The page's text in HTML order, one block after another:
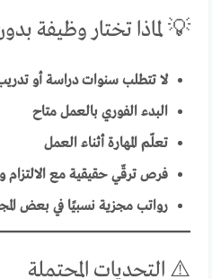
💡 لماذا تختار وظيفة
لا تتطلب سنوات دراسة أو
البدء الفوري بالعمل متاح
تعلّم المهارة أثناء العمل
فرص ترقّي حقيقية مع الالتزام
رواتب مجزية نسبيًا في بعض
⚠️ التحديات المحتملة